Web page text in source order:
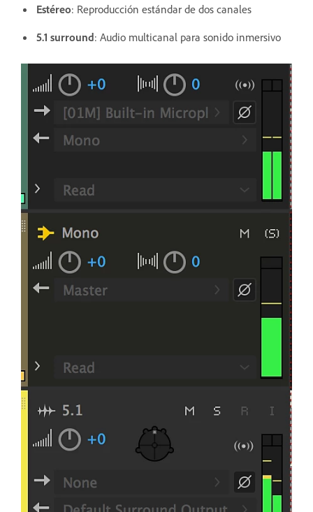
Estéreo: Reproducción estándar de dos canales
5.1 surround: Audio multicanal para sonido inmersivo